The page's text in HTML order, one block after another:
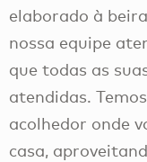
elaborado à
nossa equipe
que todas as
atendidas.
acolhedor onde
casa,